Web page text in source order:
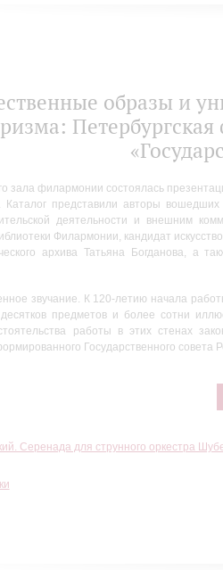
образы и
зала филармонии состоялась
Каталог представили авторы
деятельности и внешним
Филармонии, кандидат
архива Татьяна Богданова, а
звучание. К 120-летию начала
предметов и более сотни
работы в этих стенах
Государственного
Серенада для струнного оркестра